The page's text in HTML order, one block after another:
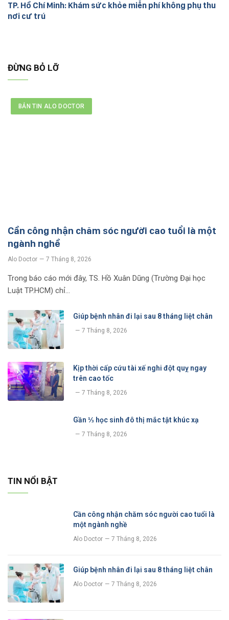
TP. Hồ Chí Minh: Khám sức khỏe miễn phí không phụ thu
nơi cư trú
ĐỪNG BỎ LỠ
BẢN TIN ALO DOCTOR
Cần công nhận chăm sóc người cao tuổi là một
ngành nghề
Alo Doctor 7 Tháng 8, 2026
Trong báo cáo mới đây, TS. Hồ Xuân Dũng (Trường Đại học
Luật TP.HCM) chỉ…
Giúp bệnh nhân đi lại sau 8 tháng liệt chân
7 Tháng 8, 2026
Kịp thời cấp cứu tài xế nghi đột quỵ ngay
trên cao tốc
7 Tháng 8, 2026
Gần ⅓ học sinh đô thị mắc tật khúc xạ
7 Tháng 8, 2026
TIN NỔI BẬT
Cần công nhận chăm sóc người cao tuổi là
một ngành nghề
Alo Doctor 7 Tháng 8, 2026
Giúp bệnh nhân đi lại sau 8 tháng liệt chân
Alo Doctor 7 Tháng 8, 2026